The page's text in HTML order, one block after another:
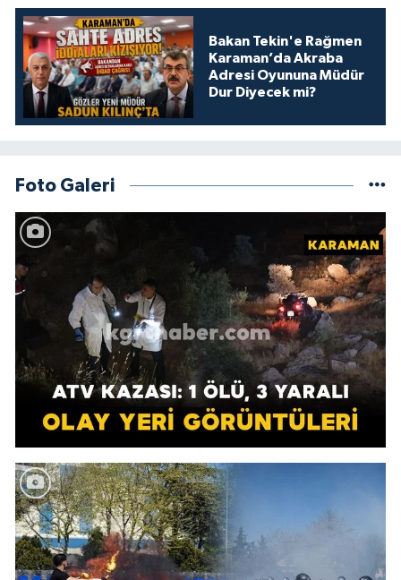
Bakan Tekin'e Rağmen
Karaman’da Akraba
Adresi Oyununa Müdür
Dur Diyecek mi?
Foto Galeri